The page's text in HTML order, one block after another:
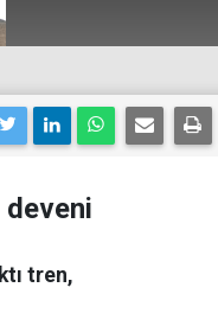
tren,